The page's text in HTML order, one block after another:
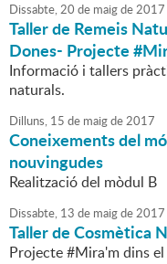
Dissabte,20 de maigde2017
Taller de Remeis
Dones- Projecte
Informació i tallers
naturals.
Dilluns, 15 de maigde2017
Coneixements del
nouvingudes
Realització del mòdul B
Dissabte, 13 de maigde2017
Taller de Cosmètica
Projecte #Mira'm dins